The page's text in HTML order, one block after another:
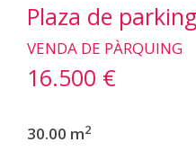
Plaza de
VENDA DE PÀRQUING
16.500 €
30.00 m2